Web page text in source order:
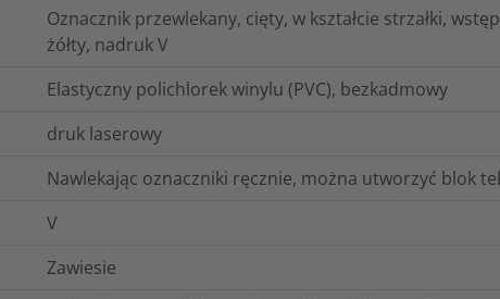
Oznacznik przewlekany, cięty, w kształcie strzałki,
żółty, nadruk V
Elastyczny polichlorek winylu (PVC), bezkadmowy
druk laserowy
Nawlekając oznaczniki ręcznie, można utworzyć blok
V
Zawiesie